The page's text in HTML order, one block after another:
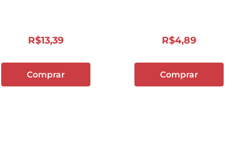
R$13,39
Comprar
R$4,89
Comprar